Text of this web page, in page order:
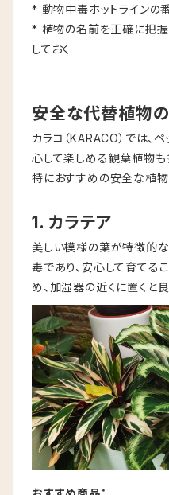
* 動物中毒ホットラインの
* 植物の名前を正確に把握
しておく
安全な代替植物
カラコ（KARACO）では、
心して楽しめる観葉植物も
特におすすめの安全な植物
1. カラテア
美しい模様の葉が特徴的な
毒であり、安心して育てる
め、加湿器の近くに置くと良